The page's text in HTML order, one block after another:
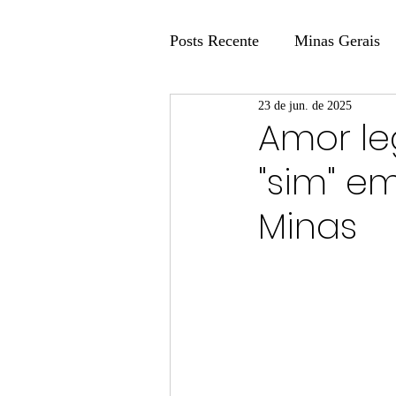
Posts Recente Minas Gerais
Coluna Fatos e Versões
Coluna: Agenda 21
Amor
"sim"
Minas
23 de jun. de 2025